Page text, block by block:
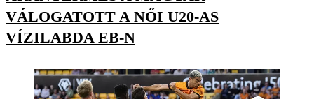
VÁLOGATOTT A NŐI U20-AS
VÍZILABDA EB-N